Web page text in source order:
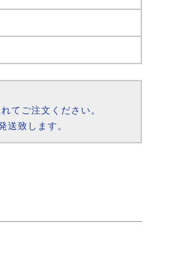
てご注文ください。
致します。